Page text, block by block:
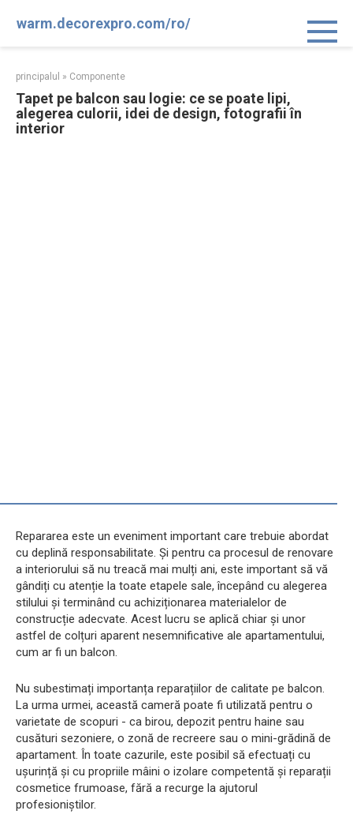
warm.decorexpro.com/ro/
principalul » Componente
Tapet pe balcon sau logie: ce se poate lipi,
alegerea culorii, idei de design, fotografii în
interior
Repararea este un eveniment important care trebuie abordat
cu deplină responsabilitate. Și pentru ca procesul de renovare
a interiorului să nu treacă mai mulți ani, este important să vă
gândiți cu atenție la toate etapele sale, începând cu alegerea
stilului și terminând cu achiziționarea materialelor de
construcție adecvate. Acest lucru se aplică chiar și unor
astfel de colțuri aparent nesemnificative ale apartamentului,
cum ar fi un balcon.
Nu subestimați importanța reparațiilor de calitate pe balcon.
La urma urmei, această cameră poate fi utilizată pentru o
varietate de scopuri - ca birou, depozit pentru haine sau
cusături sezoniere, o zonă de recreere sau o mini-grădină de
apartament. În toate cazurile, este posibil să efectuați cu
ușurință și cu propriile mâini o izolare competentă și reparații
cosmetice frumoase, fără a recurge la ajutorul
profesioniștilor.